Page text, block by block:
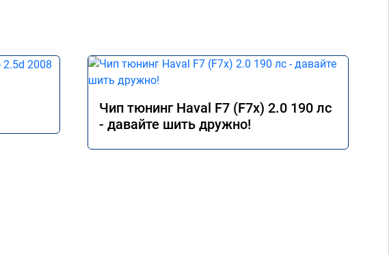
Чип тюнинг Haval F7 (F7x) 2.0 190 лс
- давайте шить дружно!